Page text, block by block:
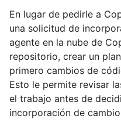
En lugar de pedirle a
una solicitud de
agente en la nube de
repositorio, crear un
primero cambios de
Esto le permite revisar
el trabajo antes de
incorporación de